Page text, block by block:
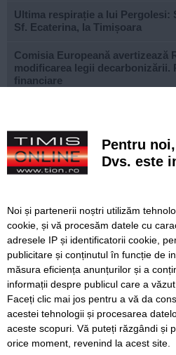
Ultima respirație a lui Pergolesi:
Sf. Ecaterina, la Timișoara
Comisia Europeană avertizează
modificarea legii decarbonizării.
financiare
la final
Cu un ghiozdan donat, puteți
anul școlar cu tot ce are nevoie.
Avansează șantierul Pasajului
sfârșitul anului viitor vom
VIDEO. Din toamnă, încă 324 de
studenții UVT. Două cămine noi
SERVICII Redactia
Pentru
Dvs. este
Noi și partenerii noștri utilizăm
cookie, și vă procesăm datele cu
adresele IP și identificatorii cookie,
publicitare și conținutul în funcție de
măsura eficiența anunțurilor și a
informații despre publicul care a
Faceți clic mai jos pentru a vă da
acestei tehnologii și procesarea
aceste scopuri. Vă puteți răzgândi și
orice moment, revenind la acest site.